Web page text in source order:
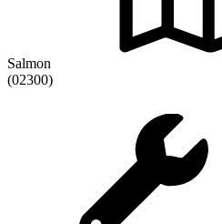
Salmon
(02300)